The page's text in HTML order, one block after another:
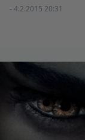
- 4.2.2015 20:31